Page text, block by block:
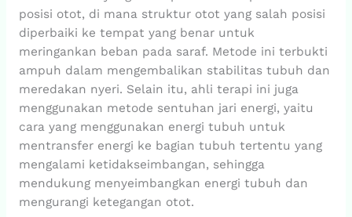
posisi otot, di mana struktur otot yang salah posisi
diperbaiki ke tempat yang benar untuk
meringankan beban pada saraf. Metode ini terbukti
ampuh dalam mengembalikan stabilitas tubuh dan
meredakan nyeri. Selain itu, ahli terapi ini juga
menggunakan metode sentuhan jari energi, yaitu
cara yang menggunakan energi tubuh untuk
mentransfer energi ke bagian tubuh tertentu yang
mengalami ketidakseimbangan, sehingga
mendukung menyeimbangkan energi tubuh dan
mengurangi ketegangan otot.